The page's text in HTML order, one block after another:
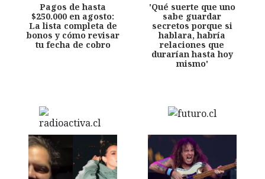
Pagos de hasta
$250.000 en agosto:
La lista completa de
bonos y cómo revisar
tu fecha de cobro
'Qué suerte que uno
sabe guardar
secretos porque si
hablara, habría
relaciones que
durarían hasta hoy
mismo'